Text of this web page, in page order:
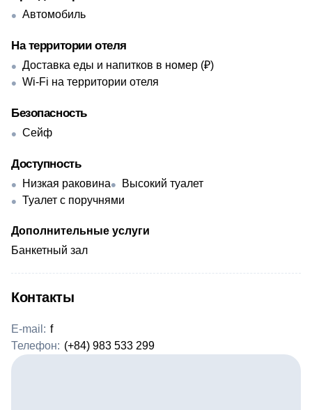
Автомобиль
На территории отеля
Доставка еды и напитков в номер (₽)
Wi-Fi на территории отеля
Безопасность
Сейф
Доступность
Низкая раковина
Высокий туалет
Туалет с поручнями
Дополнительные услуги
Банкетный зал
Контакты
E-mail: f
Телефон: (+84) 983 533 299